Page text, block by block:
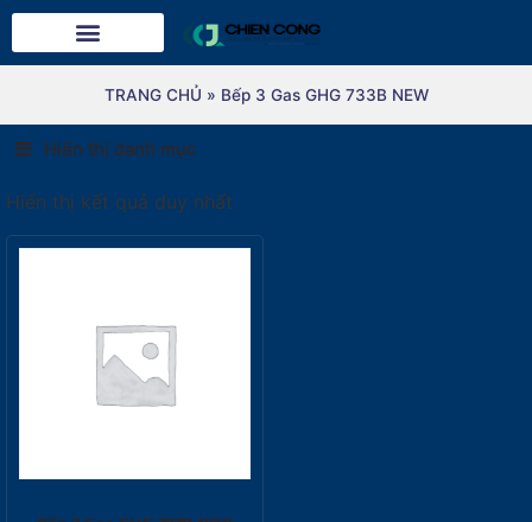
TRANG CHỦ » Bếp 3 Gas GHG 733B NEW
Hiển thị danh mục
Hiển thị kết quả duy nhất